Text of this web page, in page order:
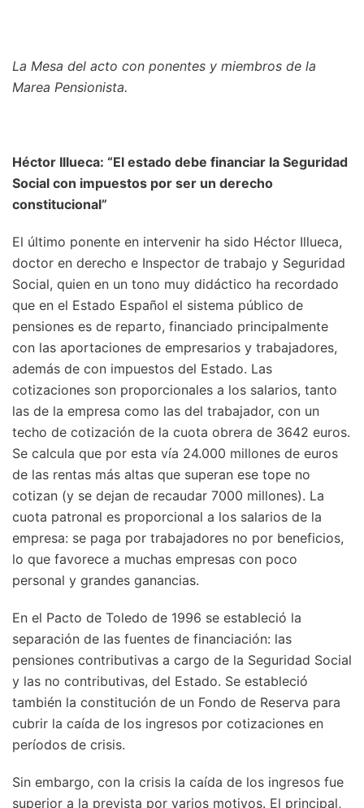
La Mesa del acto con ponentes y miembros de la
Marea Pensionista.
Héctor Illueca: “El estado debe financiar la Seguridad
Social con impuestos por ser un derecho
constitucional”
El último ponente en intervenir ha sido Héctor Illueca,
doctor en derecho e Inspector de trabajo y Seguridad
Social, quien en un tono muy didáctico ha recordado
que en el Estado Español el sistema público de
pensiones es de reparto, financiado principalmente
con las aportaciones de empresarios y trabajadores,
además de con impuestos del Estado. Las
cotizaciones son proporcionales a los salarios, tanto
las de la empresa como las del trabajador, con un
techo de cotización de la cuota obrera de 3642 euros.
Se calcula que por esta vía 24.000 millones de euros
de las rentas más altas que superan ese tope no
cotizan (y se dejan de recaudar 7000 millones). La
cuota patronal es proporcional a los salarios de la
empresa: se paga por trabajadores no por beneficios,
lo que favorece a muchas empresas con poco
personal y grandes ganancias.
En el Pacto de Toledo de 1996 se estableció la
separación de las fuentes de financiación: las
pensiones contributivas a cargo de la Seguridad Social
y las no contributivas, del Estado. Se estableció
también la constitución de un Fondo de Reserva para
cubrir la caída de los ingresos por cotizaciones en
períodos de crisis.
Sin embargo, con la crisis la caída de los ingresos fue
superior a la prevista por varios motivos. El principal,